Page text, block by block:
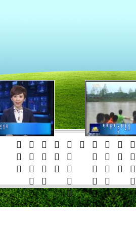
     



























